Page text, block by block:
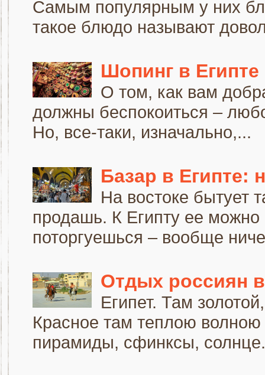
Самым популярным у них
такое блюдо называют
Шопинг в Египте
О том, как вам
должны беспокоиться –
Но, все-таки, изначально,...
Базар в Египте:
На востоке бытует
продашь. К Египту ее можно
поторгуешься – вообще
Отдых россиян
Египет. Там
Красное там теплою волною
пирамиды, сфинксы,